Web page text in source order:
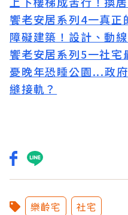
饗老安居系列4一真正
障礙建築！設計、動
饗老安居系列5一社
憂晚年恐睡公園...政
縫接軌？
樂齡宅 社宅